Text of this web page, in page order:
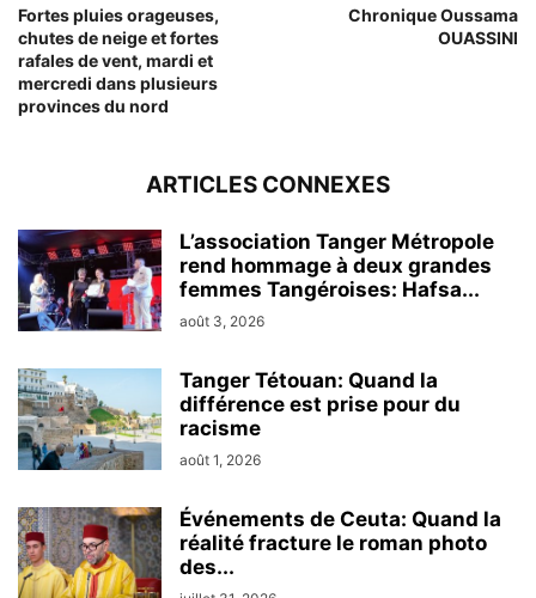
Fortes pluies orageuses,
chutes de neige et fortes
rafales de vent, mardi et
mercredi dans plusieurs
provinces du nord
Chronique Oussama
OUASSINI
ARTICLES CONNEXES
L’association Tanger Métropole
rend hommage à deux grandes
femmes Tangéroises: Hafsa...
août 3, 2026
Tanger Tétouan: Quand la
différence est prise pour du
racisme
août 1, 2026
Événements de Ceuta: Quand la
réalité fracture le roman photo
des...